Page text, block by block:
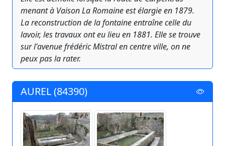
menant à Vaison La Romaine est élargie en 1879.
La reconstruction de la fontaine entraîne celle du
lavoir, les travaux ont eu lieu en 1881. Elle se trouve
sur l'avenue frédéric Mistral en centre ville, on ne
peux pas la rater.
AUREL (84390)